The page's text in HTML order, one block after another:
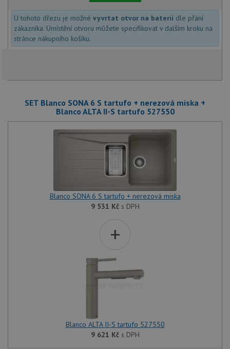
U tohoto dřezu je možné vyvrtat otvor na baterii dle přání
zákazníka. Umístění otvoru můžete specifikovat v dalším kroku na
stránce nákupního košíku.
SET Blanco SONA 6 S tartufo + nerezová miska +
Blanco ALTA II-S tartufo 527550
Blanco SONA 6 S tartufo + nerezová miska
9 531 Kčs DPH
+
Blanco ALTA II-S tartufo 527550
9 621 Kčs DPH